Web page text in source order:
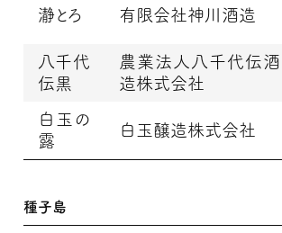
瀞とろ 有限会社神川酒造
八千代
伝黒
農業法人八千代伝酒
造株式会社
白玉の
露
白玉醸造株式会社
種子島